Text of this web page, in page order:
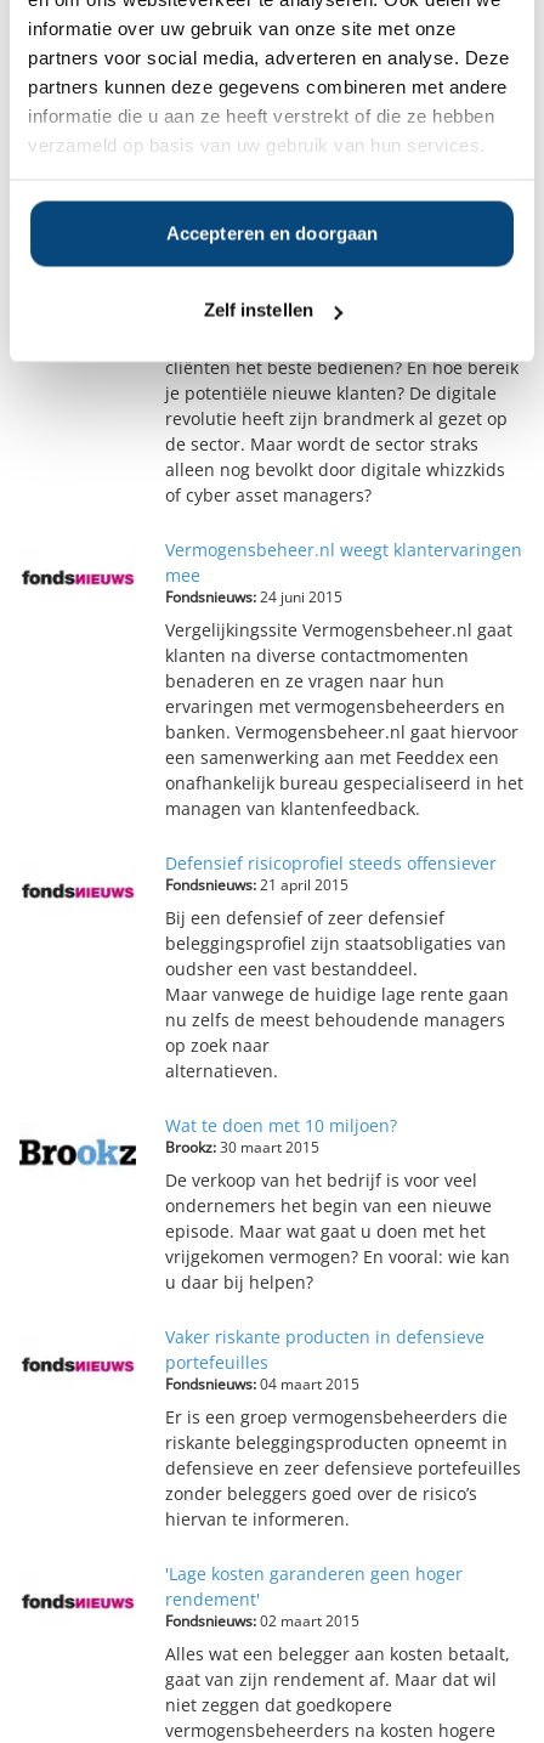
informatie over uw gebruik van onze site met onze
partners voor social media, adverteren en analyse. Deze
partners kunnen deze gegevens combineren met andere
informatie die u aan ze heeft verstrekt of die ze hebben
verzameld op basis van uw gebruik van hun services.
Accepteren en doorgaan
Zelf instellen
Vermogensbeheer.nl gaat vanaf vandaag de
rendementen van vermogensbeheerders
benchmarken zodat klanten beter kunnen
inschatten of hun beheerder het nou goed
of slecht doet. Sinds vorig jaar is de
vergelijkingssite voor
van de klanttevredenheid.
Mens versus machine
Er is een grote latente behoefte aan
cliënten het beste bedienen? En hoe bereik
je potentiële nieuwe klanten? De digitale
revolutie heeft zijn brandmerk al gezet op
de sector. Maar wordt de sector straks
alleen nog bevolkt door digitale whizzkids
of cyber asset managers?
Vermogensbeheer.nl weegt klantervaringen
mee
Fondsnieuws:24 juni 2015
Vergelijkingssite Vermogensbeheer.nl gaat
klanten na diverse contactmomenten
benaderen en ze vragen naar hun
ervaringen met vermogensbeheerders en
banken. Vermogensbeheer.nl gaat hiervoor
een samenwerking aan met Feeddex een
onafhankelijk bureau gespecialiseerd in het
managen van klantenfeedback.
Defensief risicoprofiel steeds offensiever
Fondsnieuws:21 april 2015
Bij een defensief of zeer defensief
beleggingsprofiel zijn staatsobligaties van
oudsher een vast bestanddeel.
Maar vanwege de huidige lage rente gaan
nu zelfs de meest behoudende managers
op zoek naar
alternatieven.
Wat te doen met 10 miljoen?
Brookz:30 maart 2015
De verkoop van het bedrijf is voor veel
ondernemers het begin van een nieuwe
episode. Maar wat gaat u doen met het
vrijgekomen vermogen? En vooral: wie kan
u daar bij helpen?
Vaker riskante producten in defensieve
portefeuilles
Fondsnieuws:04 maart 2015
Er is een groep vermogensbeheerders die
riskante beleggingsproducten opneemt in
defensieve en zeer defensieve portefeuilles
zonder beleggers goed over de risico’s
hiervan te informeren.
'Lage kosten garanderen geen hoger
rendement'
Fondsnieuws:02 maart 2015
Alles wat een belegger aan kosten betaalt,
gaat van zijn rendement af. Maar dat wil
niet zeggen dat goedkopere
vermogensbeheerders na kosten hogere